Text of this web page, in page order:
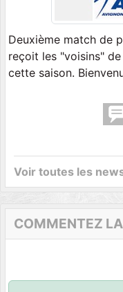
Deuxième match de
reçoit les "voisins"
cette saison.
Voir toutes les
COMMENTEZ